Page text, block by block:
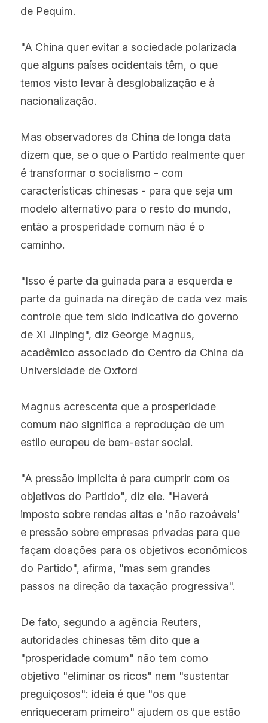
de Pequim.
"A China quer evitar a sociedade polarizada
que alguns países ocidentais têm, o que
temos visto levar à desglobalização e à
nacionalização.
Mas observadores da China de longa data
dizem que, se o que o Partido realmente quer
é transformar o socialismo - com
características chinesas - para que seja um
modelo alternativo para o resto do mundo,
então a prosperidade comum não é o
caminho.
"Isso é parte da guinada para a esquerda e
parte da guinada na direção de cada vez mais
controle que tem sido indicativa do governo
de Xi Jinping", diz George Magnus,
acadêmico associado do Centro da China da
Universidade de Oxford
Magnus acrescenta que a prosperidade
comum não significa a reprodução de um
estilo europeu de bem-estar social.
"A pressão implícita é para cumprir com os
objetivos do Partido", diz ele. "Haverá
imposto sobre rendas altas e 'não razoáveis'
e pressão sobre empresas privadas para que
façam doações para os objetivos econômicos
do Partido", afirma, "mas sem grandes
passos na direção da taxação progressiva".
De fato, segundo a agência Reuters,
autoridades chinesas têm dito que a
"prosperidade comum" não tem como
objetivo "eliminar os ricos" nem "sustentar
preguiçosos": ideia é que "os que
enriqueceram primeiro" ajudem os que estão